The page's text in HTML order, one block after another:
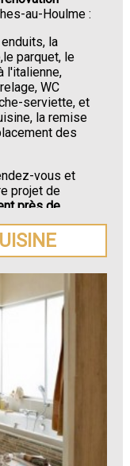
au-Houlme :
la
parquet, le
l'italienne,
WC
serviette, et
la remise
des
vous et
projet de
près de